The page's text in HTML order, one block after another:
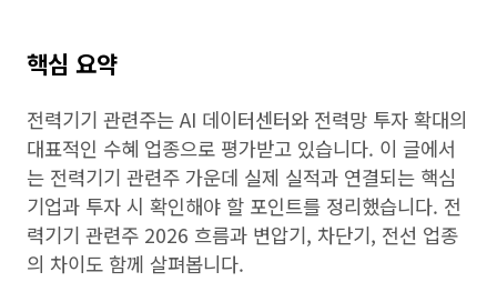
핵심 요약
전력기기 관련주는 AI 데이터센터와 전력망 투자 확대의
대표적인 수혜 업종으로 평가받고 있습니다. 이 글에서
는 전력기기 관련주 가운데 실제 실적과 연결되는 핵심
기업과 투자 시 확인해야 할 포인트를 정리했습니다. 전
력기기 관련주 2026 흐름과 변압기, 차단기, 전선 업종
의 차이도 함께 살펴봅니다.